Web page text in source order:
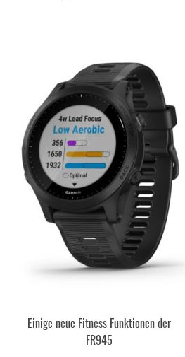
Einige neue Fitness Funktionen der
FR945